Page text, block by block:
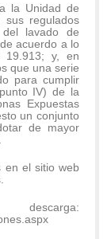
la Unidad de
sus regulados
lavado de
acuerdo a lo
y, en
que una serie
para cumplir
IV) de la
Expuestas
un conjunto
de mayor
en el sitio web